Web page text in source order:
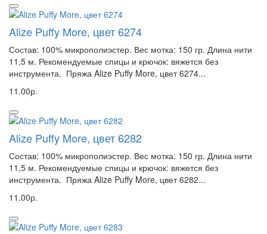
Alize Puffy More, цвет 6274
Состав: 100% микрополиэстер. Вес мотка: 150 гр. Длина нити
11,5 м. Рекомендуемые спицы и крючок: вяжется без
инструмента. Пряжа Alize Puffy More, цвет 6274...
11.00р.
Alize Puffy More, цвет 6282
Состав: 100% микрополиэстер. Вес мотка: 150 гр. Длина нити
11,5 м. Рекомендуемые спицы и крючок: вяжется без
инструмента. Пряжа Alize Puffy More, цвет 6282...
11.00р.